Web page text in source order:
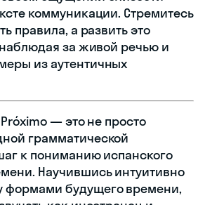
коммуникации. Стремитесь
правила, а развить это
наблюдая за живой речью и
из аутентичных
— это не просто
грамматической
к пониманию испанского
Научившись интуитивно
формами будущего времени,